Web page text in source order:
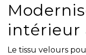
intérieur
Le tissu velours